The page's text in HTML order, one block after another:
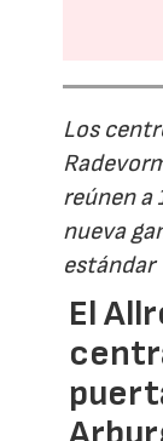
Los
reúnen a
nueva
estándar
El